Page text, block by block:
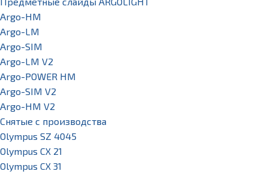
Argo-HM
Argo-LM
Argo-SIM
Argo-LM V2
Argo-POWER HM
Argo-SIM V2
Argo-HM V2
Снятые с производства
Olympus SZ 4045
Olympus CX 21
Olympus CX 31